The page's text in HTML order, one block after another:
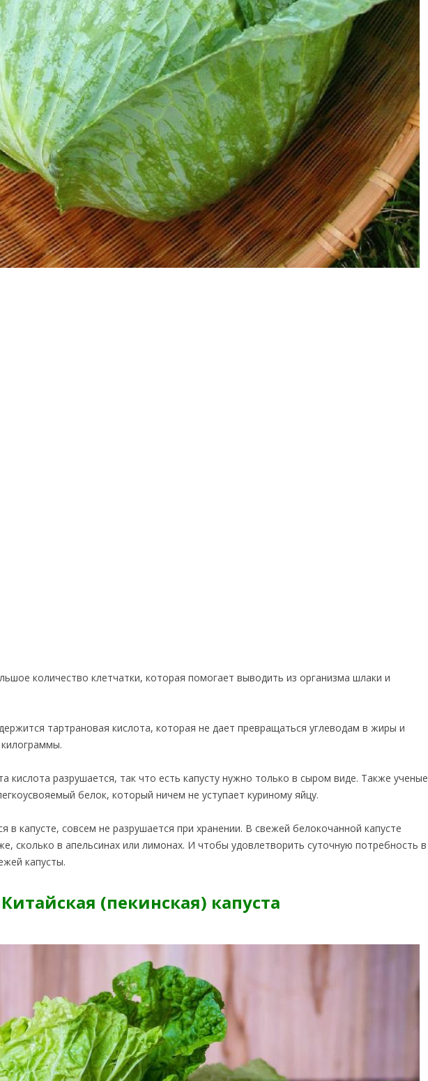
количество клетчатки, которая помогает выводить из организма шлаки и
тартрановая кислота, которая не дает превращаться углеводам в жиры и
кислота разрушается, так что есть капусту нужно только в сыром виде. Также ученые
белок, который ничем не уступает куриному яйцу.
капусте, совсем не разрушается при хранении. В свежей белокочанной капусте
сколько в апельсинах или лимонах. И чтобы удовлетворить суточную потребность в
капусты.
Китайская (пекинская) капуста